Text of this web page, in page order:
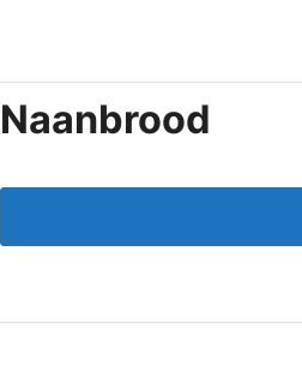
Naanbrood